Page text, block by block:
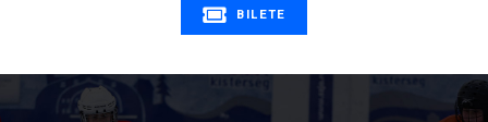
BILETE